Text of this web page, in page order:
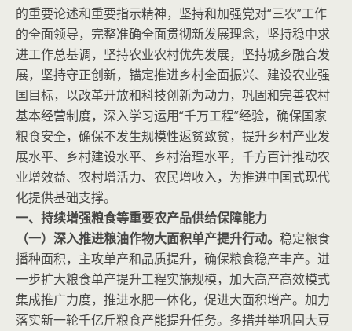
的重要论述和重要指示精神，坚持和加强党对“三农”工作
的全面领导，完整准确全面贯彻新发展理念，坚持稳中求
进工作总基调，坚持农业农村优先发展，坚持城乡融合发
展，坚持守正创新，锚定推进乡村全面振兴、建设农业强
国目标，以改革开放和科技创新为动力，巩固和完善农村
基本经营制度，深入学习运用“千万工程”经验，确保国家
粮食安全，确保不发生规模性返贫致贫，提升乡村产业发
展水平、乡村建设水平、乡村治理水平，千方百计推动农
业增效益、农村增活力、农民增收入，为推进中国式现代
化提供基础支撑。
一、持续增强粮食等重要农产品供给保障能力
（一）深入推进粮油作物大面积单产提升行动。 稳定粮食
播种面积，主攻单产和品质提升，确保粮食稳产丰产。进
一步扩大粮食单产提升工程实施规模，加大高产高效模式
集成推广力度，推进水肥一体化，促进大面积增产。加力
落实新一轮千亿斤粮食产能提升任务。多措并举巩固大豆